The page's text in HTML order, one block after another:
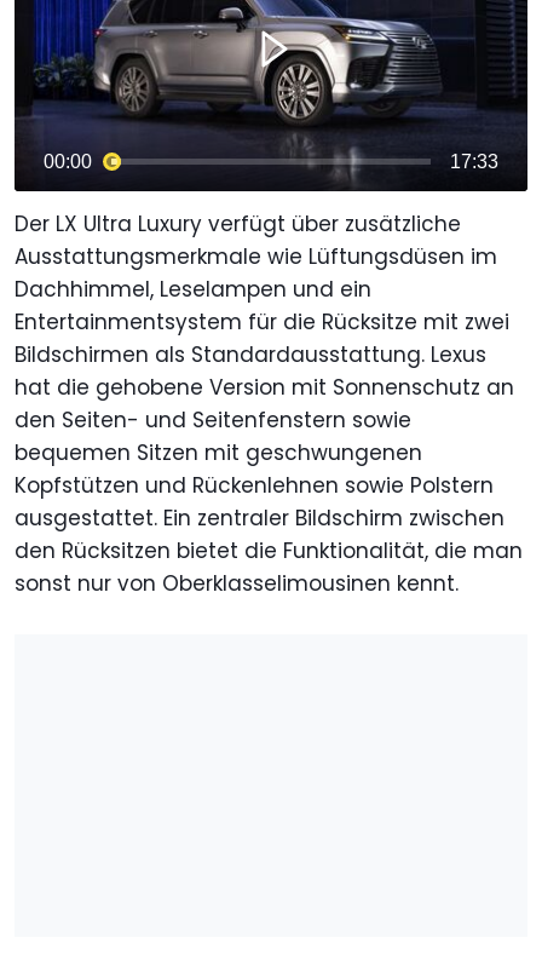
Der LX Ultra Luxury verfügt über zusätzliche
Ausstattungsmerkmale wie Lüftungsdüsen im
Dachhimmel, Leselampen und ein
Entertainmentsystem für die Rücksitze mit zwei
Bildschirmen als Standardausstattung. Lexus
hat die gehobene Version mit Sonnenschutz an
den Seiten- und Seitenfenstern sowie
bequemen Sitzen mit geschwungenen
Kopfstützen und Rückenlehnen sowie Polstern
ausgestattet. Ein zentraler Bildschirm zwischen
den Rücksitzen bietet die Funktionalität, die man
sonst nur von Oberklasselimousinen kennt.